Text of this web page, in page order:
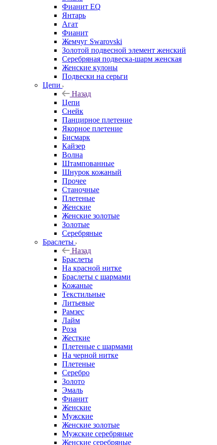
Фианит EQ
Янтарь
Агат
Фианит
Жемчуг Swarovski
Золотой подвесной элемент женcкий
Серебряная подвеска-шарм женская
Женские кулоны
Подвески на серьги
Цепи
Назад
Цепи
Снейк
Панцирное плетение
Якорное плетение
Бисмарк
Кайзер
Волна
Штампованные
Шнурок кожаный
Прочее
Станочные
Плетеные
Женские
Женские золотые
Золотые
Серебряные
Браслеты
Назад
Браслеты
На красной нитке
Браслеты с шармами
Кожаные
Текстильные
Литьевые
Рамзес
Лайм
Роза
Жесткие
Плетеные с шармами
На черной нитке
Плетеные
Серебро
Золото
Эмаль
Фианит
Женские
Мужские
Женские золотые
Мужские серебряные
Женские серебряные